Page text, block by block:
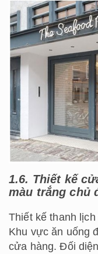
1.6. Thiết kế
màu trắng chủ
Thiết kế thanh
Khu vực ăn uống
cửa hàng. Đối